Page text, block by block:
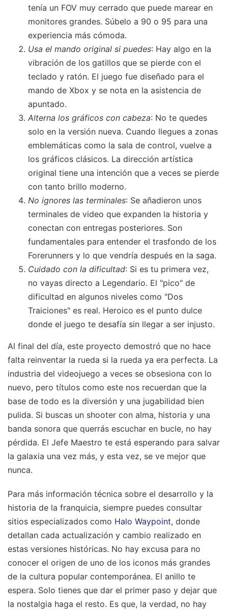
tenía un FOV muy cerrado que puede marear en
monitores grandes. Súbelo a 90 o 95 para una
experiencia más cómoda.
Usa el mando original si puedes: Hay algo en la
vibración de los gatillos que se pierde con el
teclado y ratón. El juego fue diseñado para el
mando de Xbox y se nota en la asistencia de
apuntado.
Alterna los gráficos con cabeza: No te quedes
solo en la versión nueva. Cuando llegues a zonas
emblemáticas como la sala de control, vuelve a
los gráficos clásicos. La dirección artística
original tiene una intención que a veces se pierde
con tanto brillo moderno.
No ignores las terminales: Se añadieron unos
terminales de video que expanden la historia y
conectan con entregas posteriores. Son
fundamentales para entender el trasfondo de los
Forerunners y lo que vendría después en la saga.
Cuidado con la dificultad: Si es tu primera vez,
no vayas directo a Legendario. El "pico" de
dificultad en algunos niveles como "Dos
Traiciones" es real. Heroico es el punto dulce
donde el juego te desafía sin llegar a ser injusto.
Al final del día, este proyecto demostró que no hace
falta reinventar la rueda si la rueda ya era perfecta. La
industria del videojuego a veces se obsesiona con lo
nuevo, pero títulos como este nos recuerdan que la
base de todo es la diversión y una jugabilidad bien
pulida. Si buscas un shooter con alma, historia y una
banda sonora que querrás escuchar en bucle, no hay
pérdida. El Jefe Maestro te está esperando para salvar
la galaxia una vez más, y esta vez, se ve mejor que
nunca.
Para más información técnica sobre el desarrollo y la
historia de la franquicia, siempre puedes consultar
sitios especializados como Halo Waypoint, donde
detallan cada actualización y cambio realizado en
estas versiones históricas. No hay excusa para no
conocer el origen de uno de los iconos más grandes
de la cultura popular contemporánea. El anillo te
espera. Solo tienes que dar el primer paso y dejar que
la nostalgia haga el resto. Es que, la verdad, no hay